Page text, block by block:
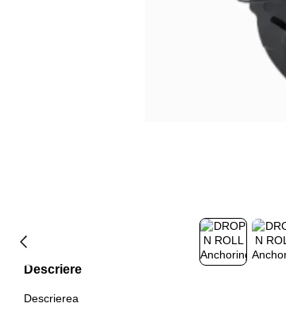
Descriere
Descrierea